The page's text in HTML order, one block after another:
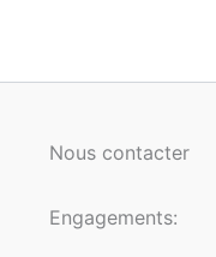
Nous contacter
Engagements: